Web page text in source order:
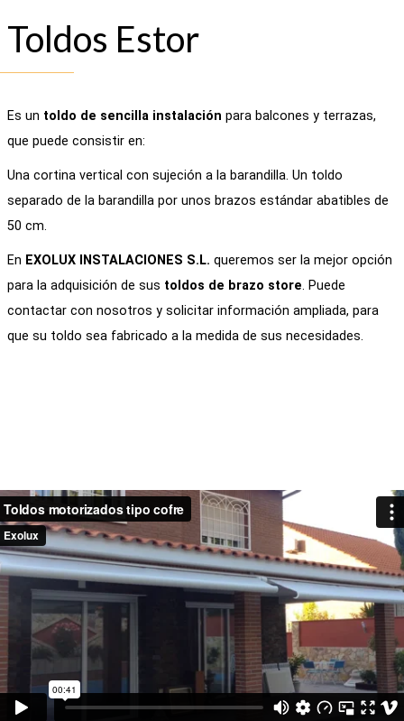
Toldos Estor
Es un toldo de sencilla instalación para balcones y terrazas,
que puede consistir en:
Una cortina vertical con sujeción a la barandilla. Un toldo
separado de la barandilla por unos brazos estándar abatibles de
50 cm.
En EXOLUX INSTALACIONES S.L. queremos ser la mejor opción
para la adquisición de sus toldos de brazo store. Puede
contactar con nosotros y solicitar información ampliada, para
que su toldo sea fabricado a la medida de sus necesidades.